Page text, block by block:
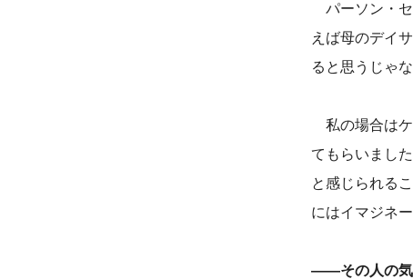
パーソン・セ
えば母のデイ
ると思うじゃ
私の場合はケ
てもらいまし
と感じられる
にはイマジネ
――その人の気